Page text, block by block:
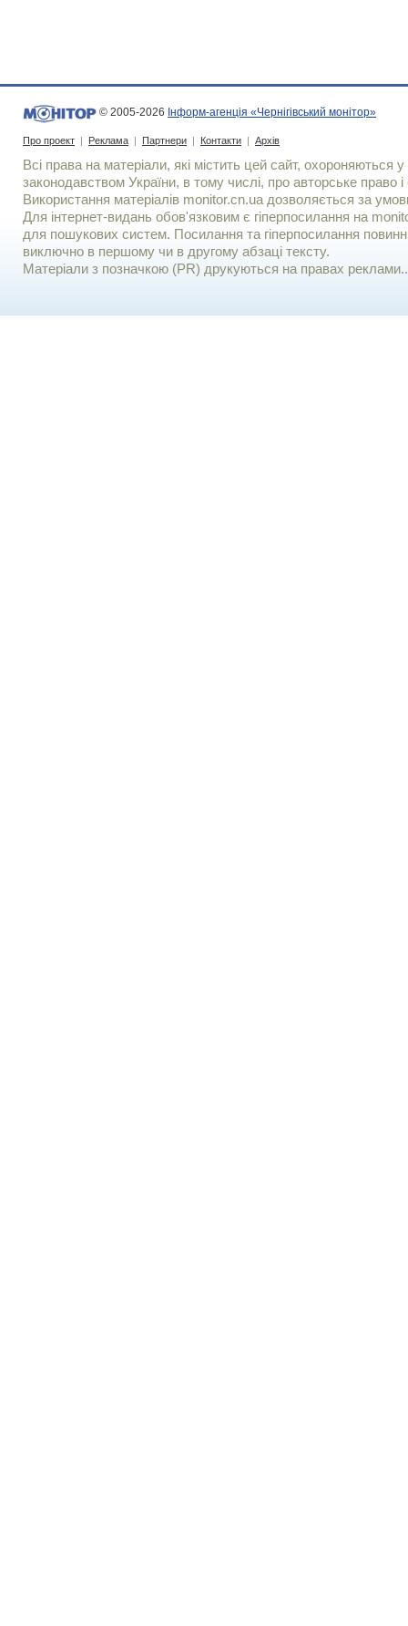
© 2005-2026 Інформ-агенція «Чернігівський монітор»
Про проект | Реклама | Партнери | Контакти | Архів
Всі права на матеріали, які містить цей сайт, охороняються у
законодавством України, в тому числі, про авторське право і
Використання матерiалiв monitor.cn.ua дозволяється за
Для iнтернет-видань обов'язковим є гiперпосилання на
для пошукових систем. Посилання та гіперпосилання
виключно в першому чи в другому абзаці тексту.
Матеріали з позначкою (PR) друкуються на правах реклами..